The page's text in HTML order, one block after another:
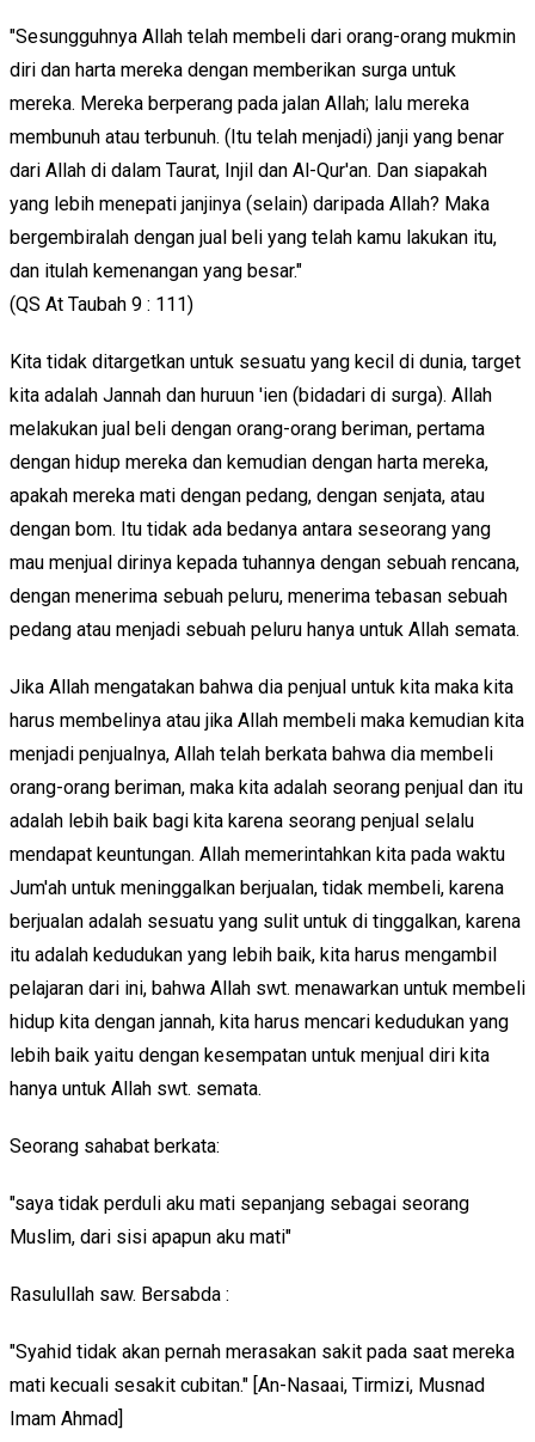
"Sesungguhnya Allah telah membeli dari orang-orang mukmin
diri dan harta mereka dengan memberikan surga untuk
mereka. Mereka berperang pada jalan Allah; lalu mereka
membunuh atau terbunuh. (Itu telah menjadi) janji yang benar
dari Allah di dalam Taurat, Injil dan Al-Qur'an. Dan siapakah
yang lebih menepati janjinya (selain) daripada Allah? Maka
bergembiralah dengan jual beli yang telah kamu lakukan itu,
dan itulah kemenangan yang besar."
(QS At Taubah 9 : 111)
Kita tidak ditargetkan untuk sesuatu yang kecil di dunia, target
kita adalah Jannah dan huruun 'ien (bidadari di surga). Allah
melakukan jual beli dengan orang-orang beriman, pertama
dengan hidup mereka dan kemudian dengan harta mereka,
apakah mereka mati dengan pedang, dengan senjata, atau
dengan bom. Itu tidak ada bedanya antara seseorang yang
mau menjual dirinya kepada tuhannya dengan sebuah rencana,
dengan menerima sebuah peluru, menerima tebasan sebuah
pedang atau menjadi sebuah peluru hanya untuk Allah semata.
Jika Allah mengatakan bahwa dia penjual untuk kita maka kita
harus membelinya atau jika Allah membeli maka kemudian kita
menjadi penjualnya, Allah telah berkata bahwa dia membeli
orang-orang beriman, maka kita adalah seorang penjual dan itu
adalah lebih baik bagi kita karena seorang penjual selalu
mendapat keuntungan. Allah memerintahkan kita pada waktu
Jum'ah untuk meninggalkan berjualan, tidak membeli, karena
berjualan adalah sesuatu yang sulit untuk di tinggalkan, karena
itu adalah kedudukan yang lebih baik, kita harus mengambil
pelajaran dari ini, bahwa Allah swt. menawarkan untuk membeli
hidup kita dengan jannah, kita harus mencari kedudukan yang
lebih baik yaitu dengan kesempatan untuk menjual diri kita
hanya untuk Allah swt. semata.
Seorang sahabat berkata:
"saya tidak perduli aku mati sepanjang sebagai seorang
Muslim, dari sisi apapun aku mati"
Rasulullah saw. Bersabda :
"Syahid tidak akan pernah merasakan sakit pada saat mereka
mati kecuali sesakit cubitan." [An-Nasaai, Tirmizi, Musnad
Imam Ahmad]